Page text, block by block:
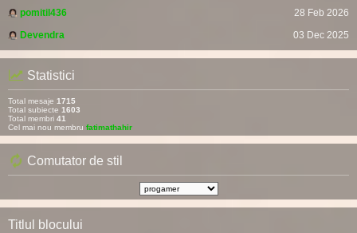
pomitil436
28 Feb 2026
Devendra
03 Dec 2025
Statistici
Total mesaje 1715
Total subiecte 1603
Total membri 41
Cel mai nou membru fatimathahir
Comutator de stil
Titlul blocului